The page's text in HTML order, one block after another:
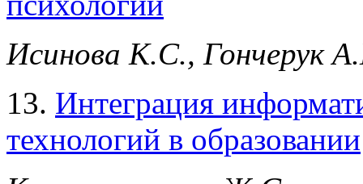
Исинова К.С., Гончерук
13. Интеграция
технологий в образовании